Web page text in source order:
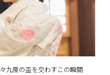
九度の盃を交わすこの瞬間